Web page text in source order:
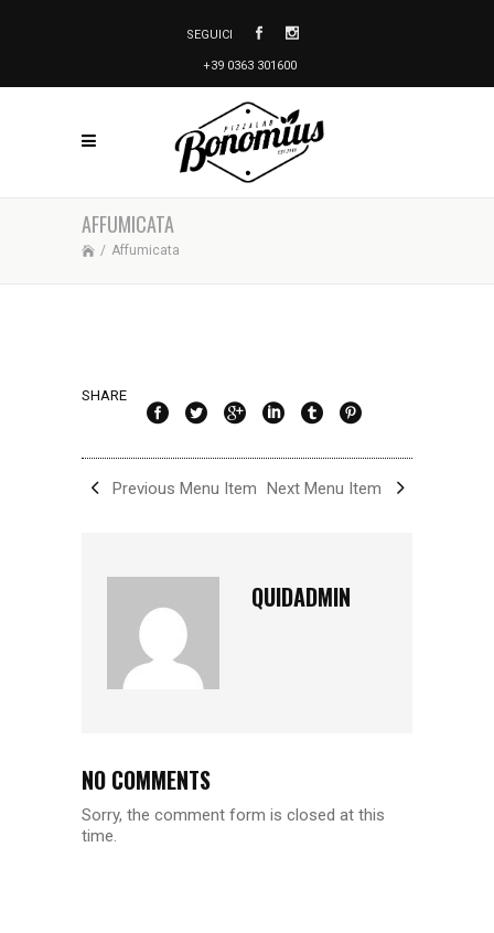
SEGUICI
+39 0363 301600
AFFUMICATA
/ Affumicata
SHARE
Previous Menu Item Next Menu Item
QUIDADMIN
NO COMMENTS
Sorry, the comment form is closed at this
time.